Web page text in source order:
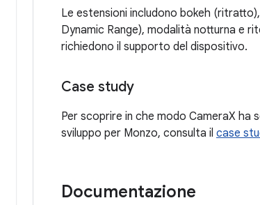
Le estensioni includono bokeh
Dynamic Range), modalità notturna e
richiedono il supporto del dispositivo.
Case study
Per scoprire in che modo CameraX ha
sviluppo per Monzo, consulta il case
Documentazione